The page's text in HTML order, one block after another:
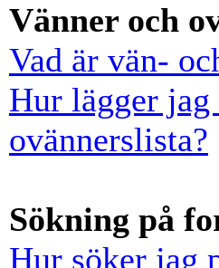
Vänner och
Vad är vän-
Hur lägger
ovännerslista?
Sökning på
Hur söker jag